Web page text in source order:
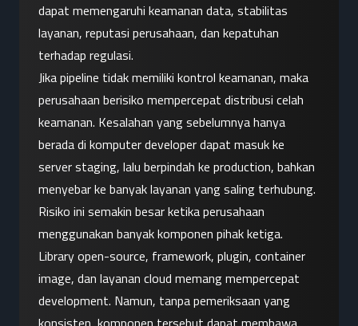
dapat memengaruhi keamanan data, stabilitas
layanan, reputasi perusahaan, dan kepatuhan
terhadap regulasi.
Jika pipeline tidak memiliki kontrol keamanan, maka
perusahaan berisiko mempercepat distribusi celah
keamanan. Kesalahan yang sebelumnya hanya
berada di komputer developer dapat masuk ke
server staging, lalu berpindah ke production, bahkan
menyebar ke banyak layanan yang saling terhubung.
Risiko ini semakin besar ketika perusahaan
menggunakan banyak komponen pihak ketiga.
Library open-source, framework, plugin, container
image, dan layanan cloud memang mempercepat
development. Namun, tanpa pemeriksaan yang